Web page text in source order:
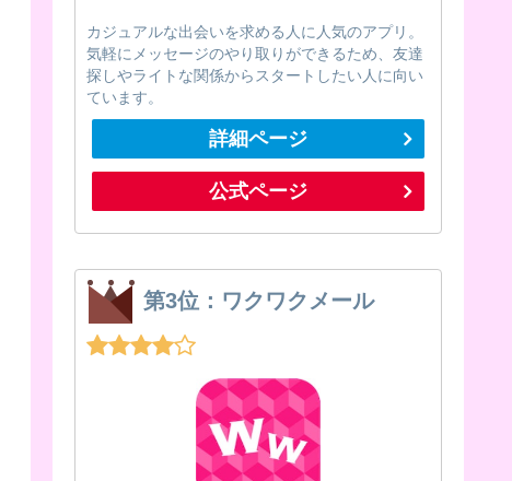
カジュアルな出会いを求める人に人気のアプリ。
気軽にメッセージのやり取りができるため、友達
探しやライトな関係からスタートしたい人に向い
ています。
詳細ページ
公式ページ
第3位：ワクワクメール